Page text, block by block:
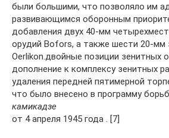
были большими, что позволяло им
развивающимся оборонным
добавления двух 40-мм
орудий Bofors, а также шести 20-мм
Oerlikon.двойные позиции зенитных
дополнение к комплексу зенитных
удаления передней пятимерной
что было внесено в программу
камикадзе
от 4 апреля 1945 года . [7]